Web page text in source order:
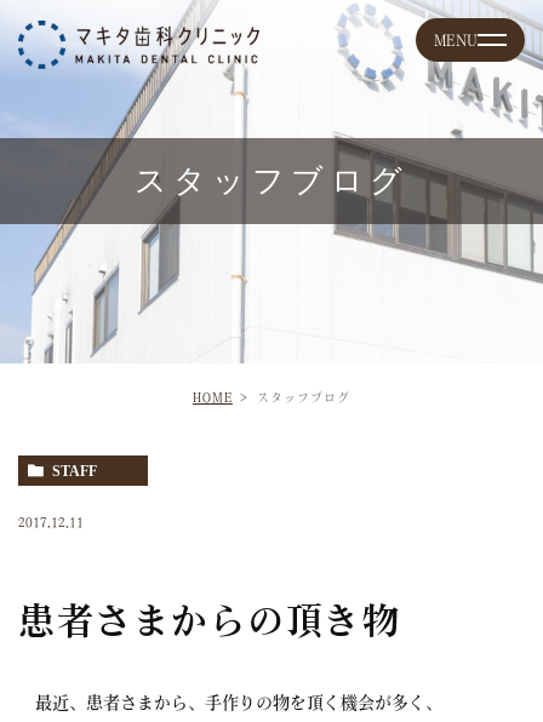
スタッフブログ
HOME スタッフブログ
STAFF
2017.12.11
患者さまからの頂き物
最近、患者さまから、手作りの物を頂く機会が多く、